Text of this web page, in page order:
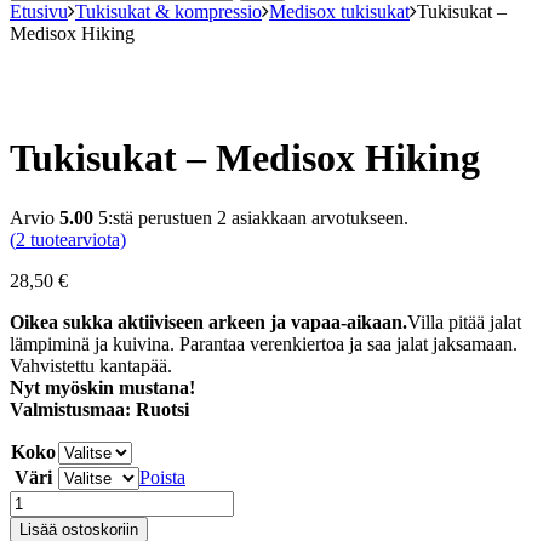
Etusivu Tukisukat & kompressio Medisox tukisukat Tukisukat –
Medisox Hiking
Tukisukat – Medisox Hiking
Arvio 5.00 5:stä perustuen 2 asiakkaan arvotukseen.
(2 tuotearviota)
28,50 €
Oikea sukka aktiiviseen arkeen ja vapaa-aikaan.Villa pitää jalat
lämpiminä ja kuivina. Parantaa verenkiertoa ja saa jalat jaksamaan.
Vahvistettu kantapää.
Nyt myöskin mustana!
Valmistusmaa: Ruotsi
Koko
Väri
Poista
Tukisukat
-
Lisää ostoskoriin